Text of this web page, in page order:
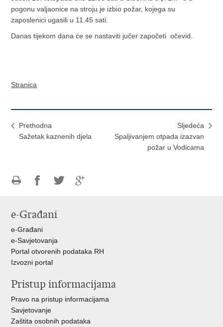
pogonu valjaonice na stroju je izbio požar, kojega su
zaposlenici ugasili u 11.45 sati.
Danas tijekom dana će se nastaviti jučer započeti očevid.
Stranica
Prethodna
Sažetak kaznenih djela
Sljedeća
Spaljivanjem otpada izazvan
požar u Vodicama
FacebookuTwitteru
e-Građani
e-Građani
e-Savjetovanja
Portal otvorenih podataka RH
Izvozni portal
Pristup informacijama
Pravo na pristup informacijama
Savjetovanje
Zaštita osobnih podataka